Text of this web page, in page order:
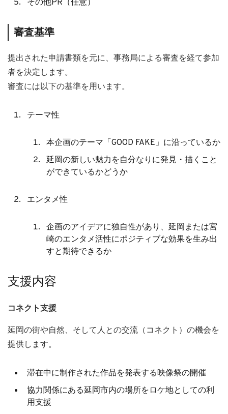
その他PR（任意）
審査基準
提出された申請書類を元に、事務局による審査を経て参加
者を決定します。
審査には以下の基準を用います。
テーマ性
本企画のテーマ「GOOD FAKE」に沿っているか
延岡の新しい魅力を自分なりに発見・描くこと
ができているかどうか
エンタメ性
企画のアイデアに独自性があり、延岡または宮
崎のエンタメ活性にポジティブな効果を生み出
すと期待できるか
支援内容
コネクト支援
延岡の街や自然、そして人との交流（コネクト）の機会を
提供します。
滞在中に制作された作品を発表する映像祭の開催
協力関係にある延岡市内の場所をロケ地としての利
用支援